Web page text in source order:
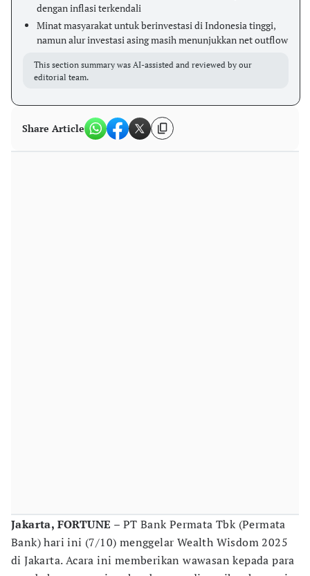
dengan inflasi terkendali
Minat masyarakat untuk berinvestasi di Indonesia tinggi,
namun alur investasi asing masih menunjukkan net outflow
This section summary was AI-assisted and reviewed by our
editorial team.
Share Article
Jakarta, FORTUNE – PT Bank Permata Tbk (Permata
Bank) hari ini (7/10) menggelar Wealth Wisdom 2025
di Jakarta. Acara ini memberikan wawasan kepada para